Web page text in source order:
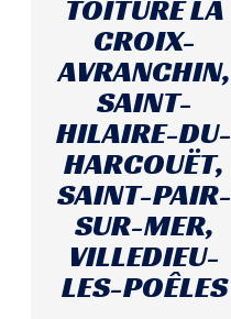
TOITURE LA
CROIX-
AVRANCHIN,
SAINT-
HILAIRE-DU-
HARCOUËT,
SAINT-PAIR-
SUR-MER,
VILLEDIEU-
LES-POÊLES